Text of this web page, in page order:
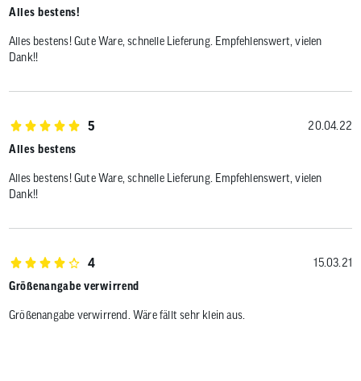
Alles bestens!
Alles bestens! Gute Ware, schnelle Lieferung. Empfehlenswert, vielen
Dank!!
5
20.04.22
Alles bestens
Alles bestens! Gute Ware, schnelle Lieferung. Empfehlenswert, vielen
Dank!!
4
15.03.21
Größenangabe verwirrend
Größenangabe verwirrend. Wäre fällt sehr klein aus.